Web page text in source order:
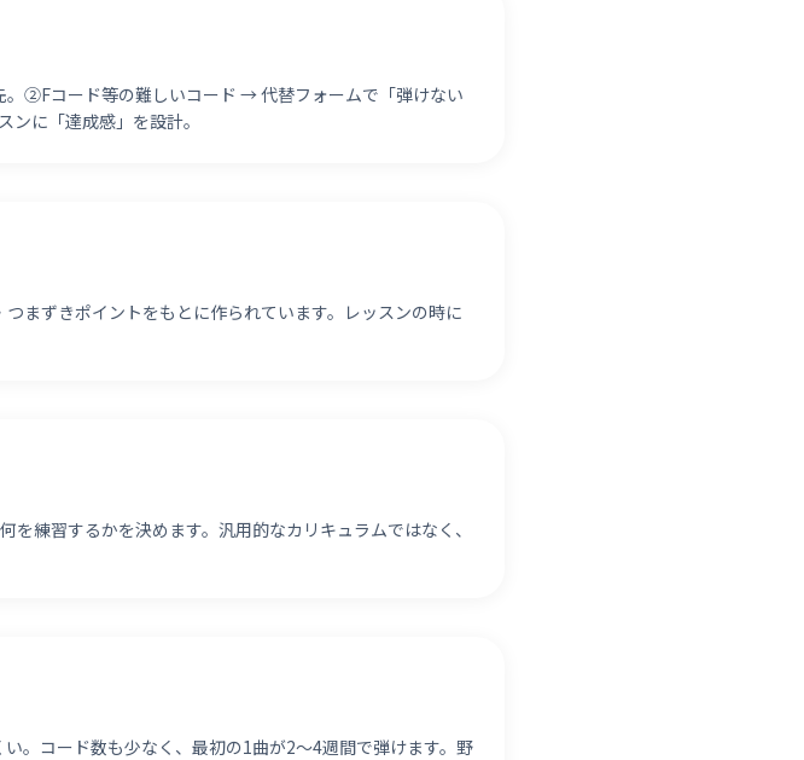
②Fコード等の難しいコード → 代替フォームで「弾けない
に「達成感」を設計。
まずきポイントをもとに作られています。レッスンの時に
を練習するかを決めます。汎用的なカリキュラムではなく、
。コード数も少なく、最初の1曲が2〜4週間で弾けます。野